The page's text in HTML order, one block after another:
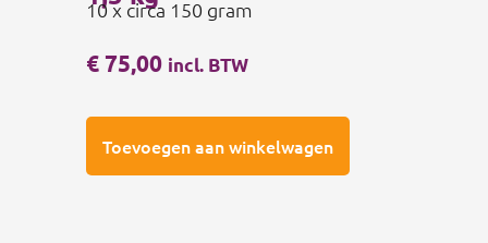
€75,00 incl. BTW
Toevoegen aan winkelwagen
10 x circa 150 gram